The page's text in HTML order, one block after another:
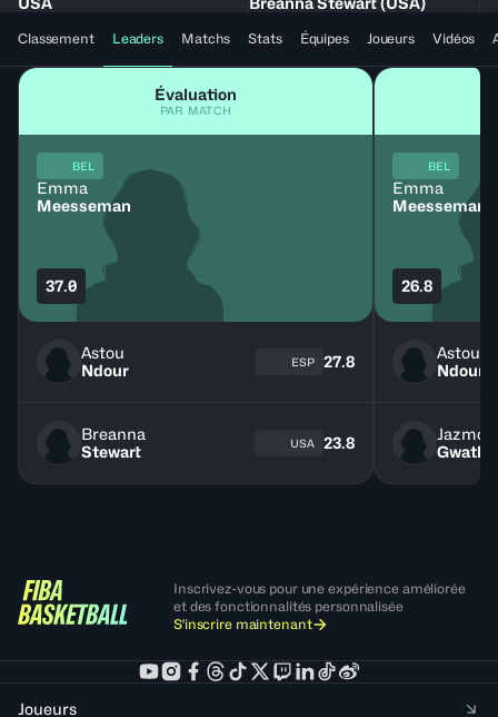
Classement Leaders Matchs Stats Équipes Joueurs Vidéos
Évaluation
PAR MATCH
BEL
Emma
Meesseman
37.0
Astou
Ndour
ESP 27.8
Breanna
Stewart
USA 23.8
BEL
Emma
Meesseman
26.8
Astou
Ndour
Jazmon
Inscrivez-vous pour une expérience améliorée
et des fonctionnalités personnalisée
S'inscrire maintenant
Joueurs